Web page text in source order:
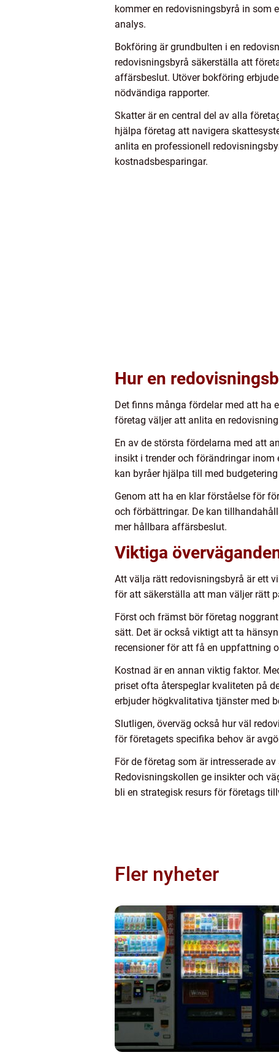
kommer en redovisningsbyrå in som
analys.
Bokföring är grundbulten i en
redovisningsbyrå säkerställa att
affärsbeslut. Utöver bokföring
nödvändiga rapporter.
Skatter är en central del av alla
hjälpa företag att navigera
anlita en professionell
kostnadsbesparingar.
Hur en
Det finns många fördelar med att ha
företag väljer att anlita en
En av de största fördelarna med att
insikt i trender och förändringar
kan byråer hjälpa till med
Genom att ha en klar förståelse för
och förbättringar. De kan
mer hållbara affärsbeslut.
Viktiga
Att välja rätt redovisningsbyrå är ett
för att säkerställa att man väljer rätt
Först och främst bör företag
sätt. Det är också viktigt att ta
recensioner för att få en uppfattning
Kostnad är en annan viktig faktor.
priset ofta återspeglar kvaliteten på
erbjuder högkvalitativa tjänster med
Slutligen, överväg också hur väl
för företagets specifika behov är
För de företag som är intresserade
Redovisningskollen ge insikter och
bli en strategisk resurs för företags
Fler nyheter